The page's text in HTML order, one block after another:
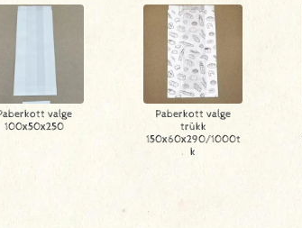
valge
100x50x250
Paberkott valge
trükk
150x60x290/1000t
k